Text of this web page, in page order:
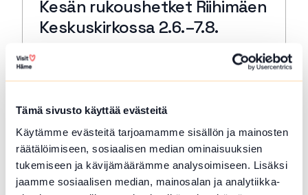
Tämä sivusto käyttää evästeitä
Käytämme evästeitä tarjoamamme sisällön ja mainosten
räätälöimiseen, sosiaalisen median ominaisuuksien
tukemiseen ja kävijämäärämme analysoimiseen. Lisäksi
jaamme sosiaalisen median, mainosalan ja analytiikka-
Kesän rukoushetket Riihimäen
Keskuskirkossa 2.6.–7.8.
Tervetuloa kaikille avoimiin
Keskuskirkko. Kesto 15 min. 🙏🏻✝️ 🔖
rukous. Kestjo 30 min. ja…
Lue lisää tapahtumasta Kesän rukoushetket